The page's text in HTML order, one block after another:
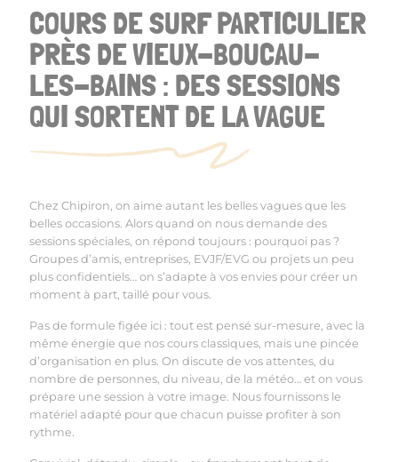
COURS DE SURF PARTICULIER
PRÈS DE VIEUX-BOUCAU-
LES-BAINS : DES SESSIONS
QUI SORTENT DE LA VAGUE
Chez Chipiron, on aime autant les belles vagues que les
belles occasions. Alors quand on nous demande des
sessions spéciales, on répond toujours : pourquoi pas ?
Groupes d ’amis, entreprises, EVJF/EVG ou projets un peu
plus confidentiels… on s’adapte à vos envies pour créer un
moment à part, taillé pour vous.
Pas de formule figée ici : tout est pensé sur-mesure, avec la
même énergie que nos cours classiques, mais une pincée
d ’organisation en plus. On discute de vos attentes, du
nombre de personnes, du niveau, de la météo… et on vous
prépare une session à votre image. Nous fournissons le
matériel adapté pour que chacun puisse profiter à son
rythme.